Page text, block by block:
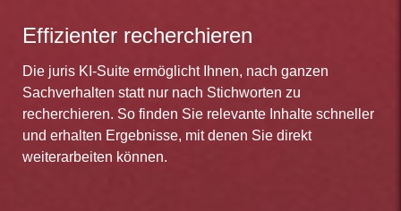
Effizienter recherchieren
Die juris KI-Suite ermöglicht Ihnen, nach ganzen
Sachverhalten statt nur nach Stichworten zu
recherchieren. So finden Sie relevante Inhalte schneller
und erhalten Ergebnisse, mit denen Sie direkt
weiterarbeiten können.